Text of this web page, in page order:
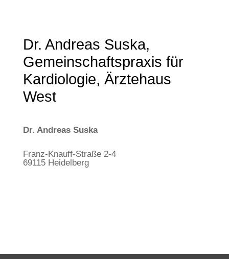
Dr. Andreas Suska,
Gemeinschaftspraxis für
Kardiologie, Ärztehaus
West
Dr. Andreas Suska
Franz-Knauff-Straße 2-4
69115 Heidelberg